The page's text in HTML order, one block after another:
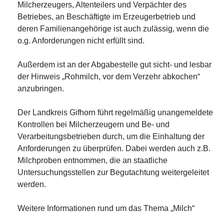
Milcherzeugers, Altenteilers und Verpächter des
Betriebes, an Beschäftigte im Erzeugerbetrieb und
deren Familienangehörige ist auch zulässig, wenn die
o.g. Anforderungen nicht erfüllt sind.
Außerdem ist an der Abgabestelle gut sicht- und lesbar
der Hinweis „Rohmilch, vor dem Verzehr abkochen“
anzubringen.
Der Landkreis Gifhorn führt regelmäßig unangemeldete
Kontrollen bei Milcherzeugern und Be- und
Verarbeitungsbetrieben durch, um die Einhaltung der
Anforderungen zu überprüfen. Dabei werden auch z.B.
Milchproben entnommen, die an staatliche
Untersuchungsstellen zur Begutachtung weitergeleitet
werden.
Weitere Informationen rund um das Thema „Milch“